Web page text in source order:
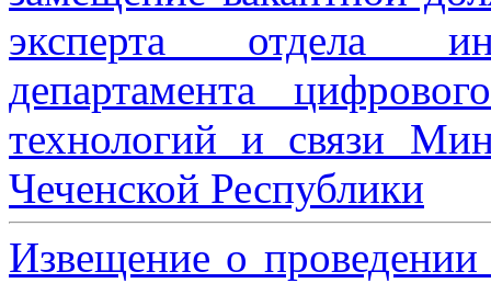
эксперта отдела
департамента
технологий и связи
Чеченской Республики
Извещение о